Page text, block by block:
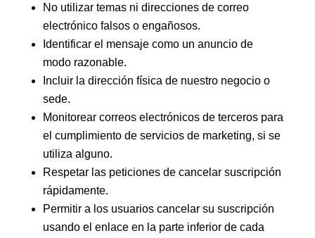
No utilizar temas ni direcciones de correo
electrónico falsos o engañosos.
Identificar el mensaje como un anuncio de
modo razonable.
Incluir la dirección física de nuestro negocio o
sede.
Monitorear correos electrónicos de terceros para
el cumplimiento de servicios de marketing, si se
utiliza alguno.
Respetar las peticiones de cancelar suscripción
rápidamente.
Permitir a los usuarios cancelar su suscripción
usando el enlace en la parte inferior de cada